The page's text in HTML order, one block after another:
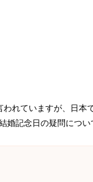
れていますが、日本
婚記念日の疑問につい